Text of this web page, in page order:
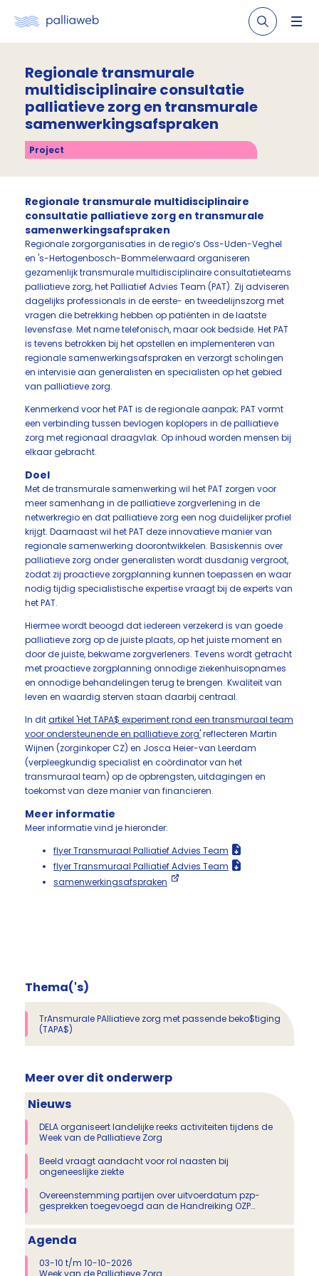
Regionale transmurale
multidisciplinaire consultatie
palliatieve zorg en transmurale
samenwerkingsafspraken
Project
Regionale transmurale multidisciplinaire
consultatie palliatieve zorg en transmurale
samenwerkingsafspraken
Regionale zorgorganisaties in de regio’s Oss-Uden-Veghel
en 's-Hertogenbosch-Bommelerwaard organiseren
gezamenlijk transmurale multidisciplinaire consultatieteams
palliatieve zorg, het Palliatief Advies Team (PAT). Zij adviseren
dagelijks professionals in de eerste- en tweedelijnszorg met
vragen die betrekking hebben op patiënten in de laatste
levensfase. Met name telefonisch, maar ook bedside. Het PAT
is tevens betrokken bij het opstellen en implementeren van
regionale samenwerkingsafspraken en verzorgt scholingen
en intervisie aan generalisten en specialisten op het gebied
van palliatieve zorg.
Kenmerkend voor het PAT is de regionale aanpak; PAT vormt
een verbinding tussen bevlogen koplopers in de palliatieve
zorg met regionaal draagvlak. Op inhoud worden mensen bij
elkaar gebracht.
Doel
Met de transmurale samenwerking wil het PAT zorgen voor
meer samenhang in de palliatieve zorgverlening in de
netwerkregio en dat palliatieve zorg een nog duidelijker profiel
krijgt. Daarnaast wil het PAT deze innovatieve manier van
regionale samenwerking doorontwikkelen. Basiskennis over
palliatieve zorg onder generalisten wordt dusdanig vergroot,
zodat zij proactieve zorgplanning kunnen toepassen en waar
nodig tijdig specialistische expertise vraagt bij de experts van
het PAT.
Hiermee wordt beoogd dat iedereen verzekerd is van goede
palliatieve zorg op de juiste plaats, op het juiste moment en
door de juiste, bekwame zorgverleners. Tevens wordt getracht
met proactieve zorgplanning onnodige ziekenhuisopnames
en onnodige behandelingen terug te brengen. Kwaliteit van
leven en waardig sterven staan daarbij centraal.
In ditartikel 'Het TAPA$ experiment rond een transmuraal team
voor ondersteunende en palliatieve zorg'reflecteren Martin
Wijnen (zorginkoper CZ) en Josca Heier-van Leerdam
(verpleegkundig specialist en coördinator van het
transmuraal team) op de opbrengsten, uitdagingen en
toekomst van deze manier van financieren.
Meer informatie
Meer informatie vind je hieronder:
flyer Transmuraal Palliatief Advies Team
flyer Transmuraal Palliatief Advies Team
samenwerkingsafspraken
Thema('s)
TrAnsmurale PAlliatieve zorg met passende beko$tiging
(TAPA$)
Meer over dit onderwerp
Nieuws
DELA organiseert landelijke reeks activiteiten tijdens de
Week van de Palliatieve Zorg
Beeld vraagt aandacht voor rol naasten bij
ongeneeslijke ziekte
Overeenstemming partijen over uitvoerdatum pzp-
gesprekken toegevoegd aan de Handreiking OZP
Agenda
03-10 t/m 10-10-2026
Week van de Palliatieve Zorg